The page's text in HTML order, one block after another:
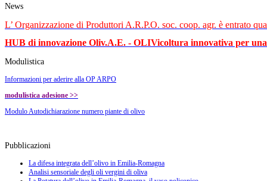
News
L’ Organizzazione di Produttori A.R.P.O. soc. coop. agr. è entrato
HUB di innovazione Oliv.A.E. - OLIVicoltura innovativa per
Modulistica
Informazioni per aderire alla OP ARPO
modulistica adesione >>
Modulo Autodichiarazione numero piante di olivo
Pubblicazioni
La difesa integrata dell’olivo in Emilia-Romagna
Analisi sensoriale degli oli vergini di oliva